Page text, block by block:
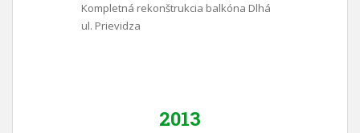
Kompletná rekonštrukcia balkóna Dlhá
ul. Prievidza
2013